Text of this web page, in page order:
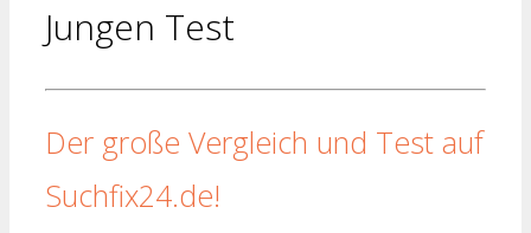
Jungen Test
Der große Vergleich und Test auf
Suchfix24.de!